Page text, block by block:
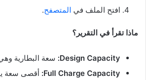
افتح الملف في المتصفح.
ماذا تقرأ في التقرير؟
Design Capacity: سعة البطارية
Full Charge Capacity: أقصى سعة